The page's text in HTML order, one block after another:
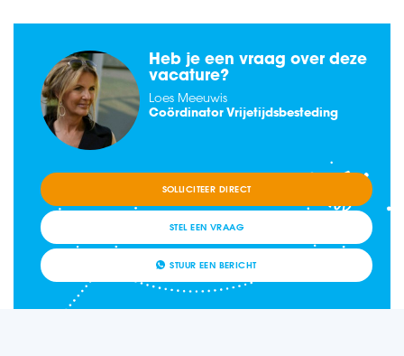
Heb je een vraag over deze
vacature?
Loes Meeuwis
Coördinator Vrijetijdsbesteding
SOLLICITEER DIRECT
STEL EEN VRAAG
STUUR EEN BERICHT
werk je al voor SDW